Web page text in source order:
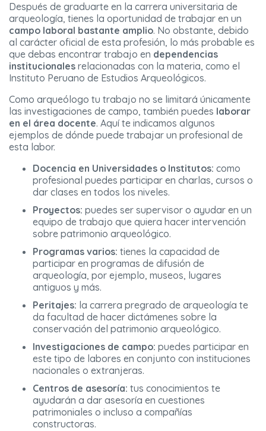
Después de graduarte en la carrera universitaria de
arqueología, tienes la oportunidad de trabajar en un
campo laboral bastante amplio. No obstante, debido
al carácter oficial de esta profesión, lo más probable es
que debas encontrar trabajo en dependencias
institucionales relacionadas con la materia, como el
Instituto Peruano de Estudios Arqueológicos.
Como arqueólogo tu trabajo no se limitará únicamente
las investigaciones de campo, también puedes laborar
en el área docente. Aquí te indicamos algunos
ejemplos de dónde puede trabajar un profesional de
esta labor.
Docencia en Universidades o Institutos: como
profesional puedes participar en charlas, cursos o
dar clases en todos los niveles.
Proyectos: puedes ser supervisor o ayudar en un
equipo de trabajo que quiera hacer intervención
sobre patrimonio arqueológico.
Programas varios: tienes la capacidad de
participar en programas de difusión de
arqueología, por ejemplo, museos, lugares
antiguos y más.
Peritajes: la carrera pregrado de arqueología te
da facultad de hacer dictámenes sobre la
conservación del patrimonio arqueológico.
Investigaciones de campo: puedes participar en
este tipo de labores en conjunto con instituciones
nacionales o extranjeras.
Centros de asesoría: tus conocimientos te
ayudarán a dar asesoría en cuestiones
patrimoniales o incluso a compañías
constructoras.